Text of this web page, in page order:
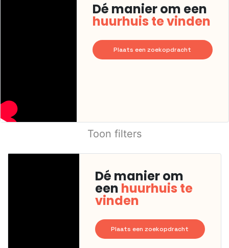
Dé manier om een
huurhuis te vinden
Plaats een zoekopdracht
Toon filters
Dé manier om
een huurhuis te
vinden
Plaats een zoekopdracht